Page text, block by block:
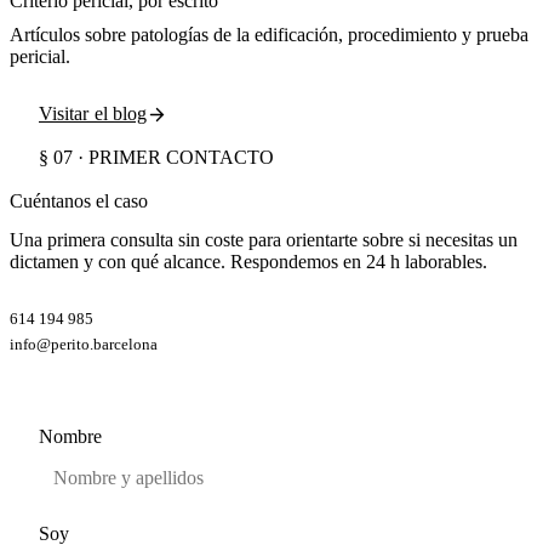
Artículos sobre patologías de la edificación, procedimiento y prueba
pericial.
Visitar el blog
§ 07 · PRIMER CONTACTO
Cuéntanos el caso
Una primera consulta sin coste para orientarte sobre si necesitas un
dictamen y con qué alcance. Respondemos en 24 h laborables.
614 194 985
info@perito.barcelona
Nombre
Soy